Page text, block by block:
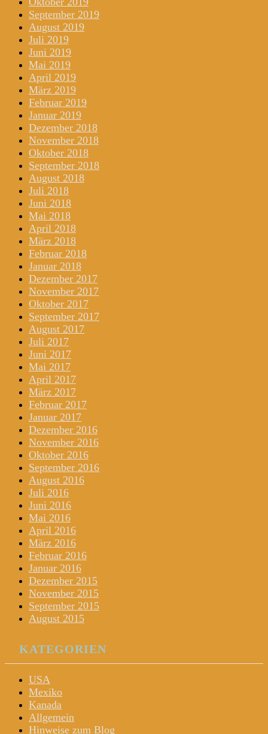
September 2019
August 2019
Juli 2019
Juni 2019
Mai 2019
April 2019
März 2019
Februar 2019
Januar 2019
Dezember 2018
November 2018
Oktober 2018
September 2018
August 2018
Juli 2018
Juni 2018
Mai 2018
April 2018
März 2018
Februar 2018
Januar 2018
Dezember 2017
November 2017
Oktober 2017
September 2017
August 2017
Juli 2017
Juni 2017
Mai 2017
April 2017
März 2017
Februar 2017
Januar 2017
Dezember 2016
November 2016
Oktober 2016
September 2016
August 2016
Juli 2016
Juni 2016
Mai 2016
April 2016
März 2016
Februar 2016
Januar 2016
Dezember 2015
November 2015
September 2015
August 2015
KATEGORIEN
USA
Mexiko
Kanada
Allgemein
Hinweise zum Blog